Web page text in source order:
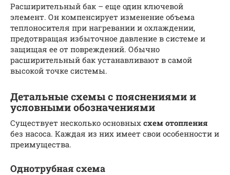
Расширительный бак – еще один ключевой
элемент. Он компенсирует изменение объема
теплоносителя при нагревании и охлаждении,
предотвращая избыточное давление в системе и
защищая ее от повреждений. Обычно
расширительный бак устанавливают в самой
высокой точке системы.
Детальные схемы с пояснениями и
условными обозначениями
Существует несколько основных схем отопления
без насоса. Каждая из них имеет свои особенности и
преимущества.
Однотрубная схема